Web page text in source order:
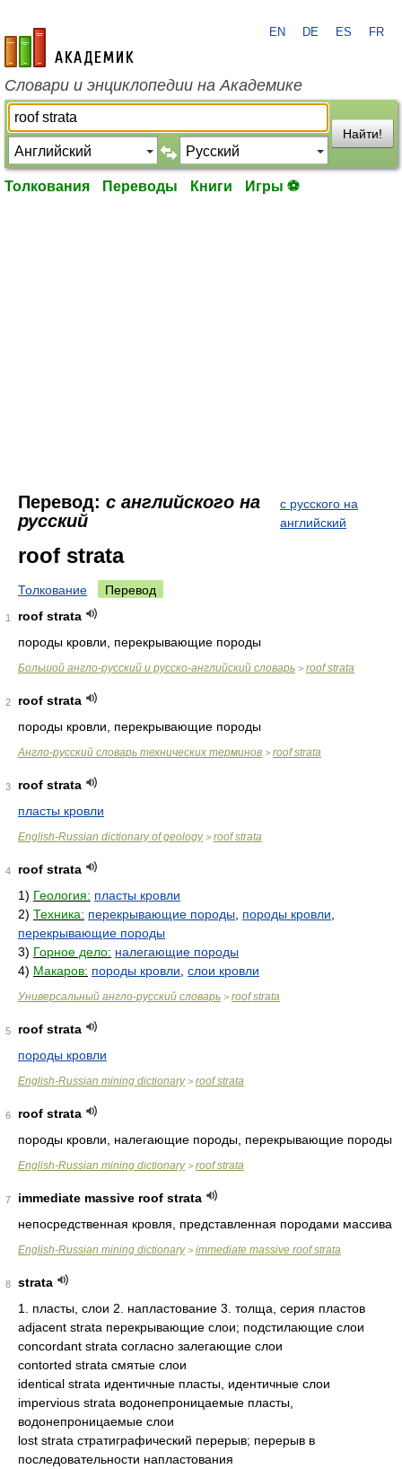
academic.ru
EN DE ES FR
Словари и энциклопедии на Академике
Найти!
Толкования Переводы Книги Игры ⚽
Перевод: с английского на
русский
с русского на
английский
roof strata
Толкование Перевод
1
roof strata
породы кровли, перекрывающие породы
Большой англо-русский и русско-английский словарь > roof strata
2
roof strata
породы кровли, перекрывающие породы
Англо-русский словарь технических терминов > roof strata
3
roof strata
пласты кровли
English-Russian dictionary of geology> roof strata
4
roof strata
1) Геология: пласты кровли
2) Техника: перекрывающие породы породы кровли
перекрывающие породы
3) Горное дело: налегающие породы
4) Макаров: породы кровли слои кровли
Универсальный англо-русский словарь > roof strata
5
roof strata
породы кровли
English-Russian mining dictionary> roof strata
6
roof strata
породы кровли, налегающие породы, перекрывающие породы
English-Russian mining dictionary> roof strata
7
immediate massive roof strata
непосредственная кровля, представленная породами массива
English-Russian mining dictionary> immediate massive roof strata
8
strata
1. пласты, слои 2. напластование 3. толща, серия пластов
adjacent strata перекрывающие слои; подстилающие слои
concordant strata согласно залегающие слои
contorted strata смятые слои
identical strata идентичные пласты, идентичные слои
impervious strata водонепроницаемые пласты,
водонепроницаемые слои
lost strata стратиграфический перерыв; перерыв в
последовательности напластования